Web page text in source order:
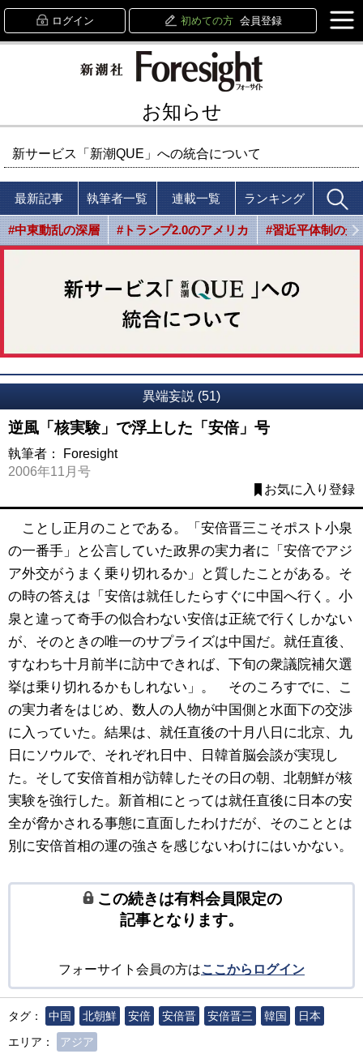
ログイン 初めての方 会員登録
お知らせ
新サービス「新潮QUE」への統合について
最新記事 執筆者一覧 連載一覧 ランキング
#中東動乱の深層 #トランプ2.0のアメリカ #習近平体制の光
異端妄説 (51)
逆風「核実験」で浮上した「安倍」号
執筆者：
Foresight
2006年11月号
お気に入り登録
ことし正月のことである。「安倍晋三こそポスト小泉
の一番手」と公言していた政界の実力者に「安倍でアジ
ア外交がうまく乗り切れるか」と質したことがある。そ
の時の答えは「安倍は就任したらすぐに中国へ行く。小
泉と違って奇手の似合わない安倍は正統で行くしかない
が、そのときの唯一のサプライズは中国だ。就任直後、
すなわち十月前半に訪中できれば、下旬の衆議院補欠選
挙は乗り切れるかもしれない」。 そのころすでに、こ
の実力者をはじめ、数人の人物が中国側と水面下の交渉
に入っていた。結果は、就任直後の十月八日に北京、九
日にソウルで、それぞれ日中、日韓首脳会談が実現し
た。そして安倍首相が訪韓したその日の朝、北朝鮮が核
実験を強行した。新首相にとっては就任直後に日本の安
全が脅かされる事態に直面したわけだが、そのこととは
別に安倍首相の運の強さを感じないわけにはいかない。
この続きは有料会員限定の
記事となります。
フォーサイト会員の方はここからログイン
タグ： 中国 北朝鮮 安倍 安倍晋 安倍晋三 韓国
日本
エリア：
アジア